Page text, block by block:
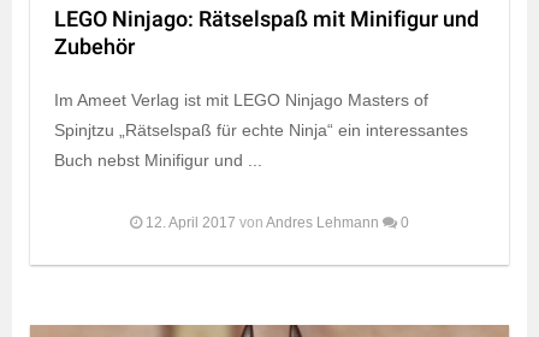
LEGO Ninjago: Rätselspaß mit Minifigur und
Zubehör
Im Ameet Verlag ist mit LEGO Ninjago Masters of
Spinjtzu „Rätselspaß für echte Ninja“ ein interessantes
Buch nebst Minifigur und ...
12. April 2017 von Andres Lehmann 0